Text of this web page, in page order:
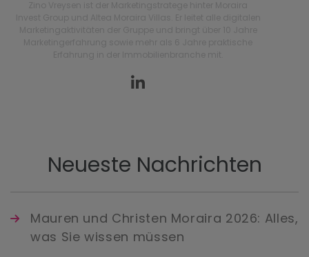
Neueste Nachrichten
Mauren und Christen Moraira 2026: Alles,
was Sie wissen müssen